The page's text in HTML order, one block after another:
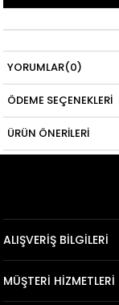
YORUMLAR(0)
ÖDEME SEÇENEKLERI
ÜRÜN ÖNERILERI
ALIŞVERİŞ BİLGİLERİ
MÜŞTERİ HİZMETLERİ